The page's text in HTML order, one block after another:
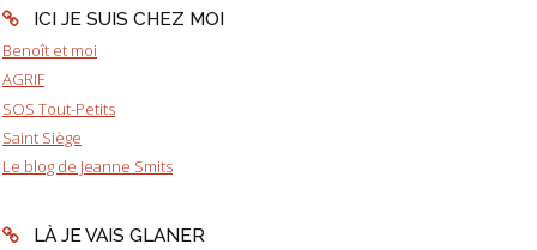
ICI JE SUIS CHEZ MOI
Benoît et moi
AGRIF
SOS Tout-Petits
Saint Siège
Le blog de Jeanne Smits
LÀ JE VAIS GLANER